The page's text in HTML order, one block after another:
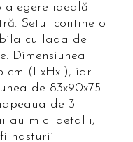
alegere ideală
Setul contine o
cu lada de
Dimensiunea
cm (LxHxl), iar
de 83x90x75
de 3
au mici detalii,
nasturii